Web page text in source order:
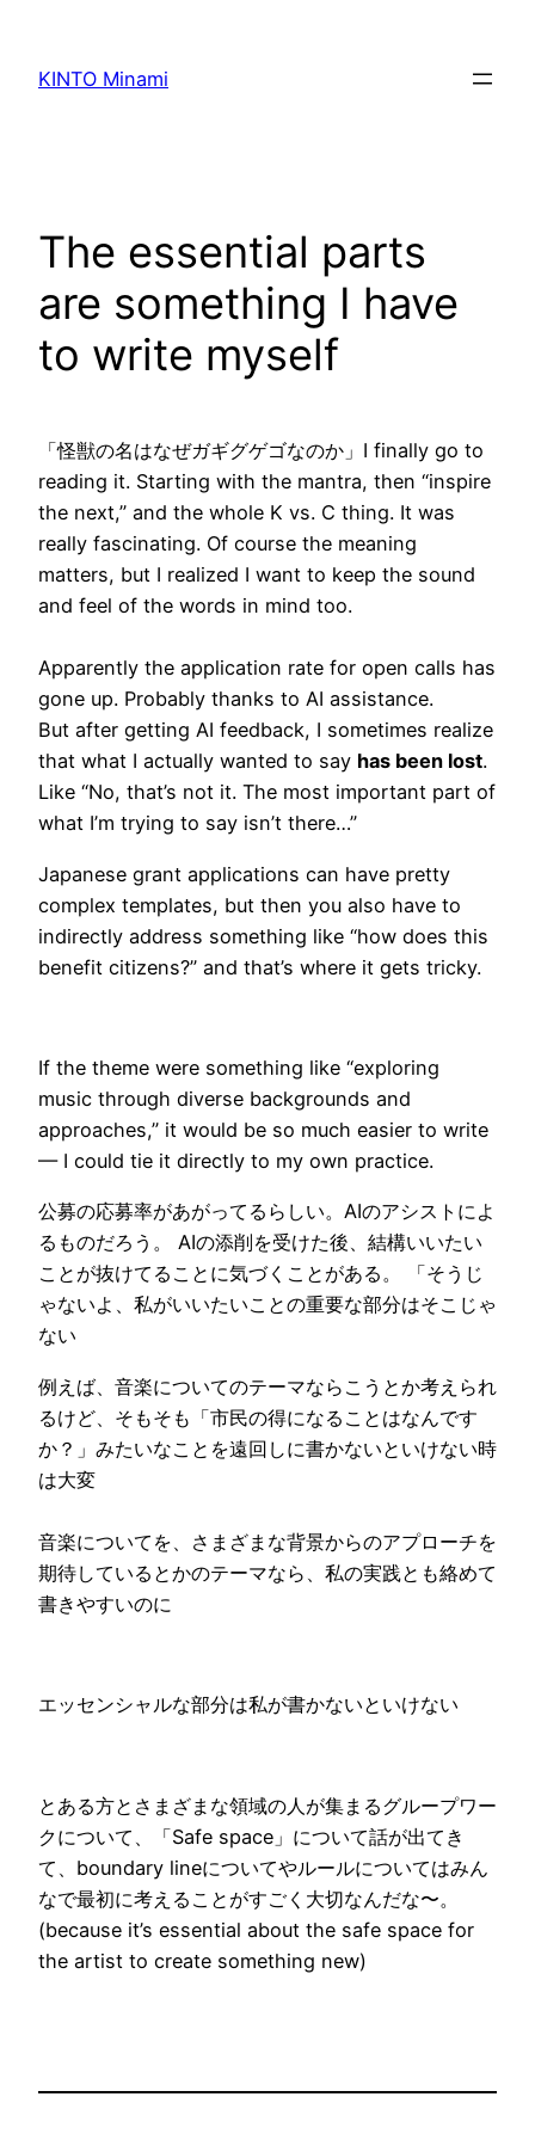
KINTO Minami
The essential parts
are something I have
to write myself
「怪獣の名はなぜガギグゲゴなのか」I finally go to
reading it. Starting with the mantra, then “inspire
the next,” and the whole K vs. C thing. It was
really fascinating. Of course the meaning
matters, but I realized I want to keep the sound
and feel of the words in mind too.
Apparently the application rate for open calls has
gone up. Probably thanks to AI assistance.
But after getting AI feedback, I sometimes realize
that what I actually wanted to say has been lost.
Like “No, that’s not it. The most important part of
what I’m trying to say isn’t there…”
Japanese grant applications can have pretty
complex templates, but then you also have to
indirectly address something like “how does this
benefit citizens?” and that’s where it gets tricky.
If the theme were something like “exploring
music through diverse backgrounds and
approaches,” it would be so much easier to write
— I could tie it directly to my own practice.
公募の応募率があがってるらしい。AIのアシストによ
るものだろう。 AIの添削を受けた後、結構いいたい
ことが抜けてることに気づくことがある。 「そうじ
ゃないよ、私がいいたいことの重要な部分はそこじゃ
ない
例えば、音楽についてのテーマならこうとか考えられ
るけど、そもそも「市民の得になることはなんです
か？」みたいなことを遠回しに書かないといけない時
は大変
音楽についてを、さまざまな背景からのアプローチを
期待しているとかのテーマなら、私の実践とも絡めて
書きやすいのに
エッセンシャルな部分は私が書かないといけない
とある方とさまざまな領域の人が集まるグループワー
クについて、「Safe space」について話が出てき
て、boundary lineについてやルールについてはみん
なで最初に考えることがすごく大切なんだな〜。
(because it’s essential about the safe space for
the artist to create something new)